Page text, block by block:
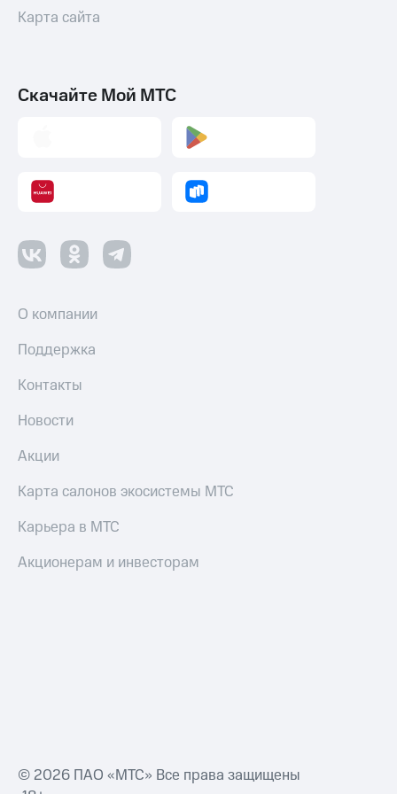
Карта сайта
Скачайте Мой МТС
О компании
Поддержка
Контакты
Новости
Акции
Карта салонов экосистемы МТС
Карьера в МТС
Акционерам и инвесторам
© 2026 ПАО «МТС» Все права защищены